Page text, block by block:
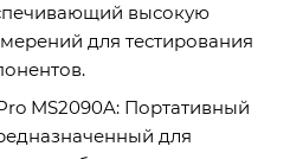
высокую
для тестирования
MS2090A: Портативный
для